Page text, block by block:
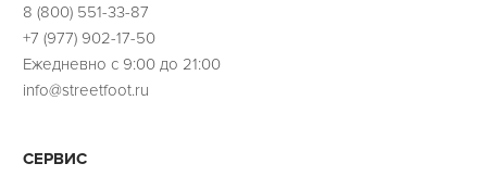
8 (800) 551-33-87
+7 (977) 902-17-50
Ежедневно с 9:00 до 21:00
info@streetfoot.ru
СЕРВИС